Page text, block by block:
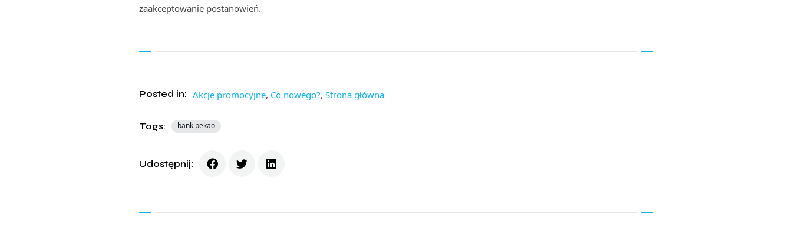
zaakceptowanie postanowień.
Posted in: Akcje promocyjne, Co nowego?, Strona główna
Tags: bank pekao
Udostępnij: